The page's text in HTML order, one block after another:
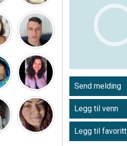
Send melding
Legg til venn
Legg til favoritt